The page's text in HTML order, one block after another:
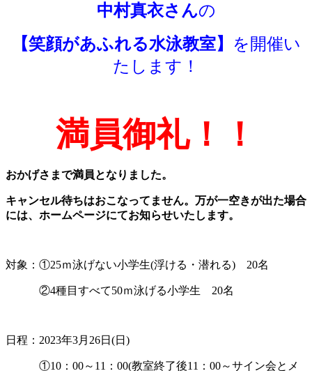
中村真衣さんの
【笑顔があふれる水泳教室】 を開催い
たします！
満員御礼！！
おかげさまで満員となりました。
キャンセル待ちはおこなってません。万が一空きが出た場合
には、ホームページにてお知らせいたします。
対象：①25ｍ泳げない小学生(浮ける・潜れる) 20名
②4種目すべて50ｍ泳げる小学生 20名
日程：2023年3月26日(日)
①10：00～11：00(教室終了後11：00～サイン会とメ